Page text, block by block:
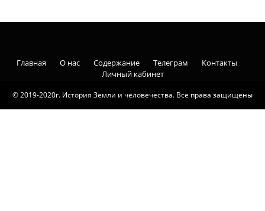
© 2019-2020г. История Земли и человечества. Все права защищены
Главная О нас Содержание Телеграм
Контакты
Личный кабинет